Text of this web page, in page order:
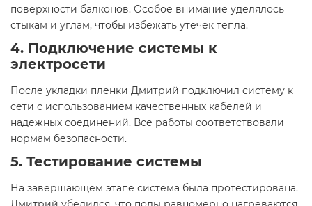
поверхности балконов. Особое внимание уделялось
стыкам и углам, чтобы избежать утечек тепла.
4. Подключение системы к
электросети
После укладки пленки Дмитрий подключил систему к
сети с использованием качественных кабелей и
надежных соединений. Все работы соответствовали
нормам безопасности.
5. Тестирование системы
На завершающем этапе система была протестирована.